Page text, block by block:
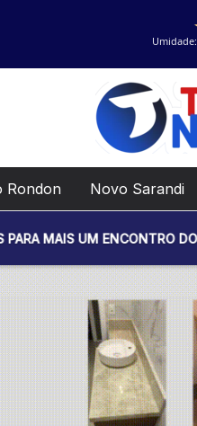
Rondon Novo Sarandi
ENCONTRO DO